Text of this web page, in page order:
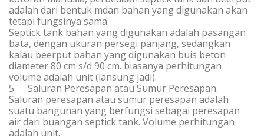
adalah dari bentuk mdan bahan yang digunakan akan
tetapi fungsinya sama.
Septick tank bahan yang digunakan adalah pasangan
bata, dengan ukuran persegi panjang, sedangkan
kalau beerput bahan yang digunakan buis beton
diameter 80 cm s/d 90 cm. biasanya perhitungan
volume adalah unit (lansung jadi).
5. Saluran Peresapan atau Sumur Peresapan.
Saluran peresapan atau sumur peresapan adalah
suatu bangunan yang berfungsi sebagai peresapan
air dari buangan septick tank. Volume perhitungan
adalah unit.